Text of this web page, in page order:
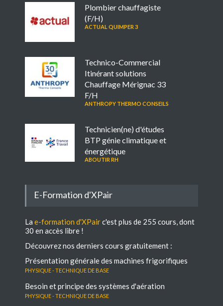
Plombier chauffagiste
(F/H)
ACTUAL QUIMPER 3
Technico-Commercial
Itinérant solutions
Chauffage Mérignac 33
F/H
ANTHROPY THERMO CONSEILS
Technicien(ne) d'études
BTP génie climatique et
énergétique
ABOUTIR RH
E-Formation d'XPair
La e-formation d'XPairc'est plus de 255 cours, dont
30 en accès libre !
Découvrez nos derniers cours gratuitement :
Présentation générale des machines frigorifiques
Physique - Technique de base
Besoin et principe des systèmes d'aération
Physique - Technique de base